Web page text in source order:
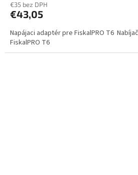
€35 bez DPH
€43,05
Napájaci adaptér pre FiskalPRO T6
FiskalPRO T6